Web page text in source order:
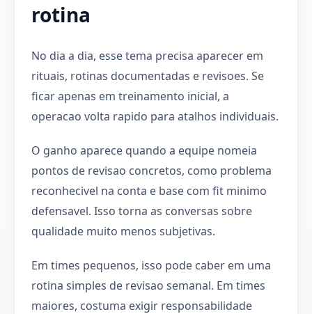
rotina
No dia a dia, esse tema precisa aparecer em
rituais, rotinas documentadas e revisoes. Se
ficar apenas em treinamento inicial, a
operacao volta rapido para atalhos individuais.
O ganho aparece quando a equipe nomeia
pontos de revisao concretos, como problema
reconhecivel na conta e base com fit minimo
defensavel. Isso torna as conversas sobre
qualidade muito menos subjetivas.
Em times pequenos, isso pode caber em uma
rotina simples de revisao semanal. Em times
maiores, costuma exigir responsabilidade